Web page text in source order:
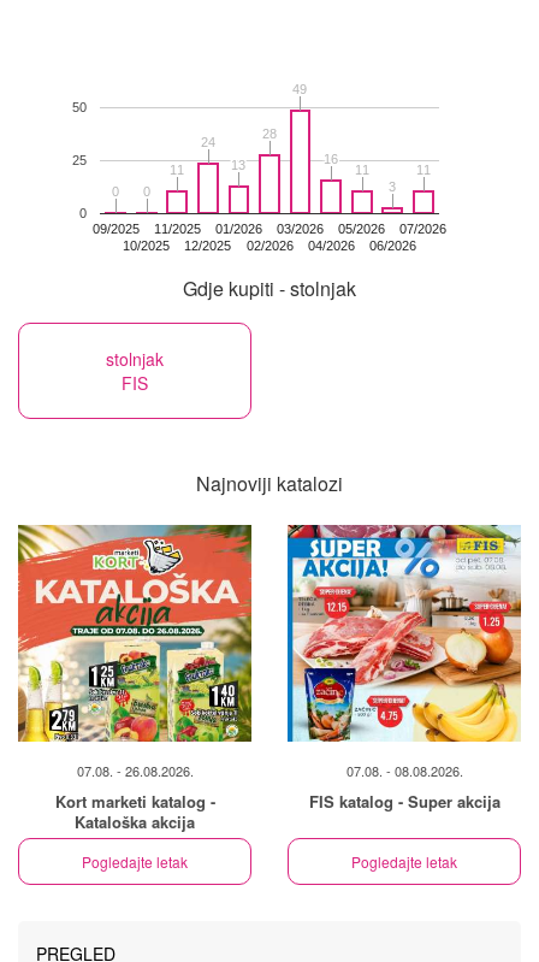
09/2025
10/2025
11/2025
12/2025
01/2026
02/2026
03/2026
04/2026
05/2026
06/2026
07/2026
0
25
50
0
0 0
0
11
11
24
24
13
13
28
28
49
49
16
16
11
11
3
3
11
11
Gdje kupiti - stolnjak
stolnjak
FIS
Najnoviji katalozi
07.08. - 26.08.2026.
Kort marketi katalog -
Kataloška akcija
Pogledajte letak
07.08. - 08.08.2026.
FIS katalog - Super akcija
Pogledajte letak
PREGLED